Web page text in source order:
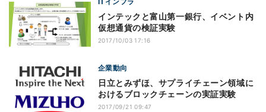
インテックと富山第一銀行、イベント内
仮想通貨の検証実験
2017/10/03 17:16
企業動向
日立とみずほ、サプライチェーン領域に
おけるブロックチェーンの実証実験
2017/09/21 09:47